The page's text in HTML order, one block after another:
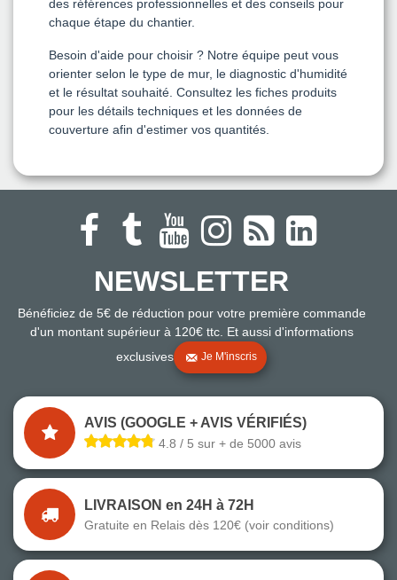
des références professionnelles et des conseils pour
chaque étape du chantier.
Besoin d'aide pour choisir ? Notre équipe peut vous
orienter selon le type de mur, le diagnostic d'humidité
et le résultat souhaité. Consultez les fiches produits
pour les détails techniques et les données de
couverture afin d'estimer vos quantités.
NEWSLETTER
Bénéficiez de 5€ de réduction pour votre première commande
d'un montant supérieur à 120€ ttc. Et aussi d'informations
exclusives
Je M'inscris
AVIS (GOOGLE + AVIS VÉRIFIÉS)
4.8 / 5 sur + de 5000 avis
LIVRAISON en 24H à 72H
Gratuite en Relais dès 120€ (voir conditions)